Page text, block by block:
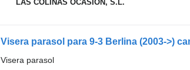
LAS COLINAS OCASION, S.L.
Visera parasol para 9-3 Berlina (2003->)
Visera parasol